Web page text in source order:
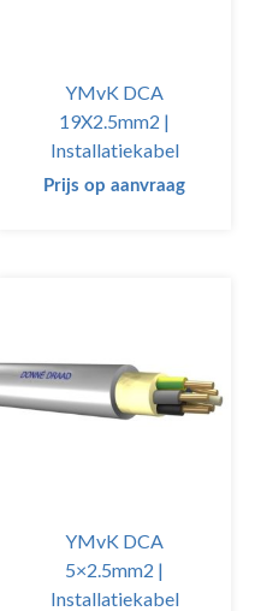
YMvK DCA
19X2.5mm2 |
Installatiekabel
Prijs op aanvraag
YMvK DCA
5×2.5mm2 |
Installatiekabel